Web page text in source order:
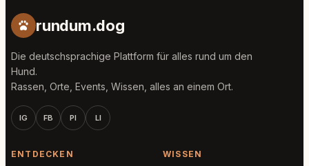
rundum.dog
Die deutschsprachige Plattform für alles rund um den
Hund.
Rassen, Orte, Events, Wissen, alles an einem Ort.
IG FB PI LI
ENTDECKEN WISSEN